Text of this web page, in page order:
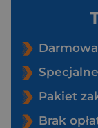
Pakiet
Brak